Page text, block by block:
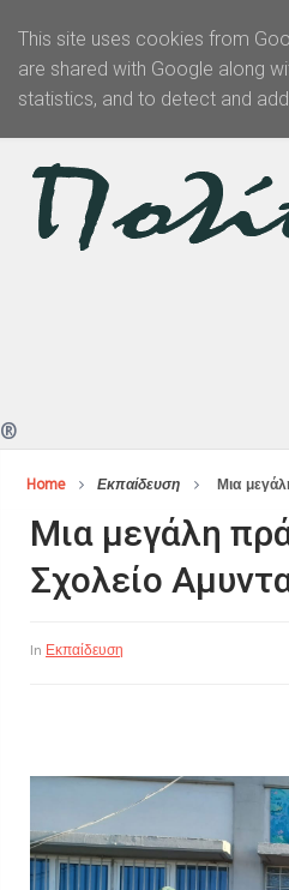
®
Home Εκπαίδευση Μια
Μια μεγάλη
Σχολείο
In Εκπαίδευση
This site uses cookies from
are shared with Google along
statistics, and to detect and